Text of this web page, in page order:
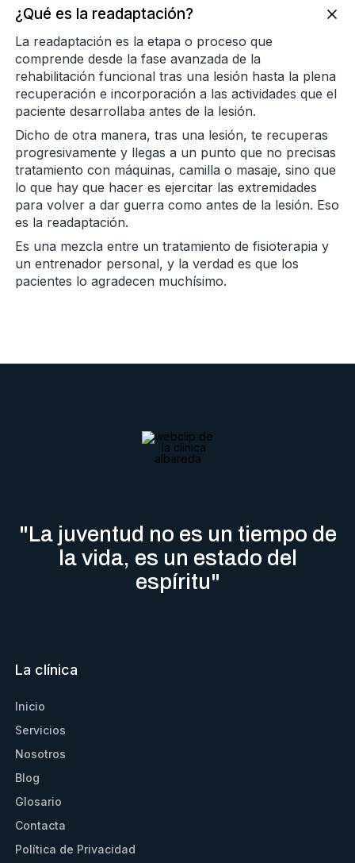
¿Qué es la readaptación?
La readaptación es la etapa o proceso que
comprende desde la fase avanzada de la
rehabilitación funcional tras una lesión hasta la plena
recuperación e incorporación a las actividades que el
paciente desarrollaba antes de la lesión.
Dicho de otra manera, tras una lesión, te recuperas
progresivamente y llegas a un punto que no precisas
tratamiento con máquinas, camilla o masaje, sino que
lo que hay que hacer es ejercitar las extremidades
para volver a dar guerra como antes de la lesión. Eso
es la readaptación.
Es una mezcla entre un tratamiento de fisioterapia y
un entrenador personal, y la verdad es que los
pacientes lo agradecen muchísimo.
"La juventud no es un tiempo de
la vida, es un estado del
espíritu"
La clínica
Inicio
Servicios
Nosotros
Blog
Glosario
Contacta
Política de Privacidad